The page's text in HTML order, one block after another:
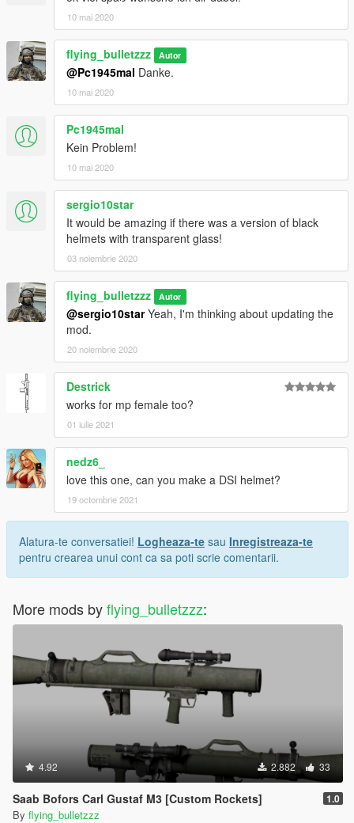
10 mai 2020
flying_bulletzzz Autor
@Pc1945mal Danke.
10 mai 2020
Pc1945mal
Kein Problem!
10 mai 2020
sergio10star
It would be amazing if there was a version of black
helmets with transparent glass!
03 noiembrie 2020
flying_bulletzzz Autor
@sergio10starYeah, I'm thinking about updating the
mod.
20 noiembrie 2020
Destrick
works for mp female too?
01 iulie 2021
nedz6_
love this one, can you make a DSI helmet?
19 octombrie 2021
Alatura-te conversatiei! Logheaza-te sau Inregistreaza-te
pentru crearea unui cont ca sa poti scrie comentarii.
More mods byflying_bulletzzz:
4.92 2.882 33
Saab Bofors Carl Gustaf M3 [Custom Rockets] 1.0
By flying_bulletzzz